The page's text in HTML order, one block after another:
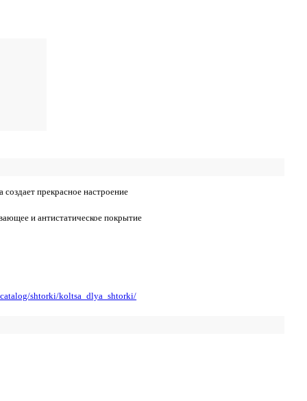
прекрасное настроение
и антистатическое покрытие
shtorki/koltsa_dlya_shtorki/